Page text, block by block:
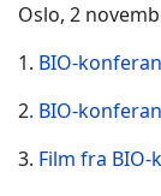
Oslo, 2
1. BIO-
2. BIO-
3. Film fra